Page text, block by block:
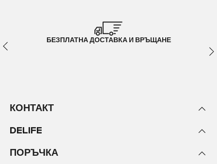
БЕЗПЛАТНА ДОСТАВКА И ВРЪЩАНЕ
КОНТАКТ
DELIFE
ПОРЪЧКА